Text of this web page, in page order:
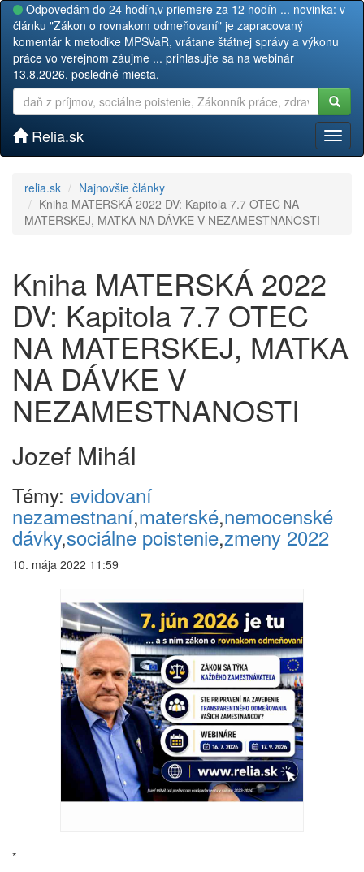
Odpovedám do 24 hodín,v priemere za 12 hodín ... novinka: v
článku "Zákon o rovnakom odmeňovaní" je zapracovaný
komentár k metodike MPSVaR, vrátane štátnej správy a výkonu
práce vo verejnom záujme ... prihlasujte sa na webinár
13.8.2026, posledné miesta.
Relia.sk
relia.sk
Najnovšie články
Kniha MATERSKÁ 2022 DV: Kapitola 7.7 OTEC NA
MATERSKEJ, MATKA NA DÁVKE V NEZAMESTNANOSTI
Kniha MATERSKÁ 2022
DV: Kapitola 7.7 OTEC
NA MATERSKEJ, MATKA
NA DÁVKE V
NEZAMESTNANOSTI
Jozef Mihál
Témy: evidovaní
nezamestnaní,materské,nemocenské
dávky,sociálne poistenie,zmeny 2022
10. mája 2022 11:59
*